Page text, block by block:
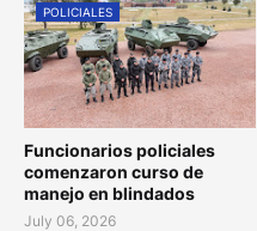
POLICIALES
Funcionarios policiales
comenzaron curso de
manejo en blindados
July 06, 2026